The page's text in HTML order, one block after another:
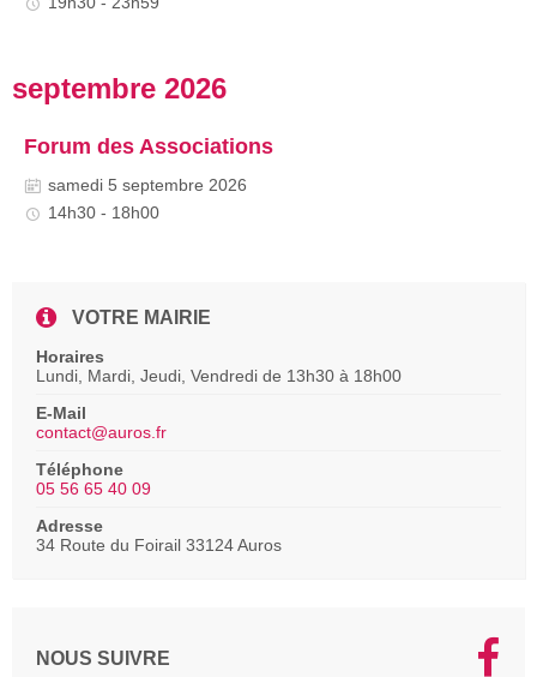
septembre 2026
Forum des Associations
samedi 5 septembre 2026
14h30 - 18h00
VOTRE MAIRIE
Horaires
Lundi, Mardi, Jeudi, Vendredi de 13h30 à 18h00
E-Mail
contact@auros.fr
Téléphone
05 56 65 40 09
Adresse
34 Route du Foirail 33124 Auros
NOUS SUIVRE